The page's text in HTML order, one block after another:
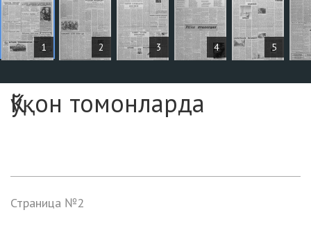
1 2 3 4 5
СТАТЬИ
Страница №1
Қўқон томонларда
Страница №2